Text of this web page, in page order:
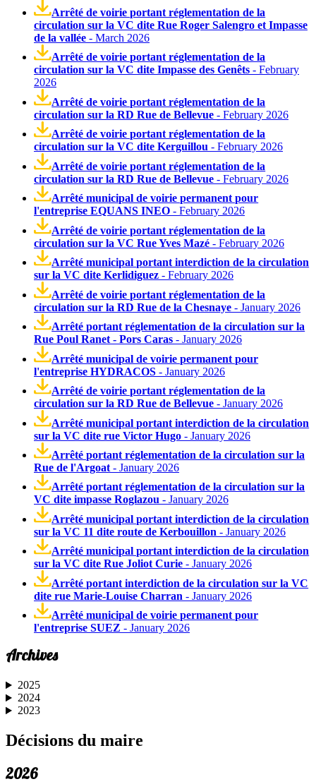
Arrêté de voirie portant réglementation de la
circulation sur la VC dite Rue Roger Salengro et Impasse
de la vallée - March 2026
Arrêté de voirie portant réglementation de la
circulation sur la VC dite Impasse des Genêts - February
2026
Arrêté de voirie portant réglementation de la
circulation sur la RD Rue de Bellevue - February 2026
Arrêté de voirie portant réglementation de la
circulation sur la VC dite Kerguillou - February 2026
Arrêté de voirie portant réglementation de la
circulation sur la RD Rue de Bellevue - February 2026
Arrêté municipal de voirie permanent pour
l'entreprise EQUANS INEO - February 2026
Arrêté de voirie portant réglementation de la
circulation sur la VC Rue Yves Mazé - February 2026
Arrêté municipal portant interdiction de la circulation
sur la VC dite Kerlidiguez - February 2026
Arrêté de voirie portant réglementation de la
circulation sur la RD Rue de la Chesnaye - January 2026
Arrêté portant réglementation de la circulation sur la
Rue Poul Ranet - Pors Caras - January 2026
Arrêté municipal de voirie permanent pour
l'entreprise HYDRACOS - January 2026
Arrêté de voirie portant réglementation de la
circulation sur la RD Rue de Bellevue - January 2026
Arrêté municipal portant interdiction de la circulation
sur la VC dite rue Victor Hugo - January 2026
Arrêté portant réglementation de la circulation sur la
Rue de l'Argoat - January 2026
Arrêté portant réglementation de la circulation sur la
VC dite impasse Roglazou - January 2026
Arrêté municipal portant interdiction de la circulation
sur la VC 11 dite route de Kerbouillon - January 2026
Arrêté municipal portant interdiction de la circulation
sur la VC dite Rue Joliot Curie - January 2026
Arrêté portant interdiction de la circulation sur la VC
dite rue Marie-Louise Charran - January 2026
Arrêté municipal de voirie permanent pour
l'entreprise SUEZ - January 2026
Archives
2025
2024
2023
Décisions du maire
2026